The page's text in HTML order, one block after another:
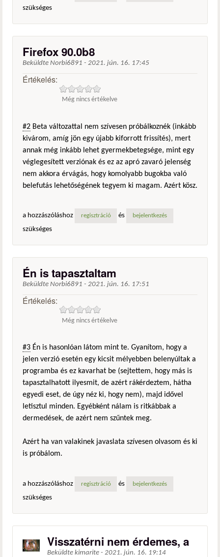
szükséges
Firefox 90.0b8
Beküldte Norbi6891 - 2021. jún. 16. 17:45
Értékelés:
Még nincs értékelve
#2 Beta változattal nem szívesen próbálkoznék (inkább
kivárom, amíg jön egy újabb kiforrott frissítés), mert
annak még inkább lehet gyermekbetegsége, mint egy
véglegesített verziónak és ez az apró zavaró jelenség
nem akkora érvágás, hogy komolyabb bugokba való
belefutás lehetőségének tegyem ki magam. Azért kösz.
a hozzászóláshoz regisztráció és bejelentkezés
szükséges
Én is tapasztaltam
Beküldte Norbi6891 - 2021. jún. 16. 17:51
Értékelés:
Még nincs értékelve
#3 Én is hasonlóan látom mint te. Gyanítom, hogy a
jelen verzió esetén egy kicsit mélyebben belenyúltak a
programba és ez kavarhat be (sejtettem, hogy más is
tapasztalhatott ilyesmit, de azért rákérdeztem, hátha
egyedi eset, de úgy néz ki, hogy nem), majd idővel
letisztul minden. Egyébként nálam is ritkábbak a
dermedések, de azért nem szűntek meg.
Azért ha van valakinek javaslata szívesen olvasom és ki
is próbálom.
a hozzászóláshoz regisztráció és bejelentkezés
szükséges
Visszatérni nem érdemes, a
Beküldte kimarite - 2021. jún. 16. 19:14